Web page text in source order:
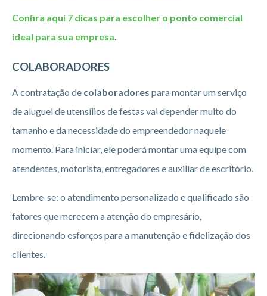
Confira aqui 7 dicas para escolher o ponto comercial
ideal para sua empresa
COLABORADORES
A contratação de colaboradores para montar um serviço
de aluguel de utensílios de festas vai depender muito do
tamanho e da necessidade do empreendedor naquele
momento. Para iniciar, ele poderá montar uma equipe com
atendentes, motorista, entregadores e auxiliar de escritório.
Lembre-se: o atendimento personalizado e qualificado são
fatores que merecem a atenção do empresário,
direcionando esforços para a manutenção e fidelização dos
clientes.